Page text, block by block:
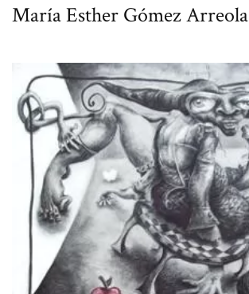
María Esther Gómez Arreola